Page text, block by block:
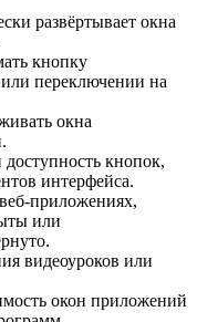
развёртывает окна
кнопку
переключении на
окна
кнопок,
интерфейса.
приложениях,
или
видеоуроков или
окон приложений